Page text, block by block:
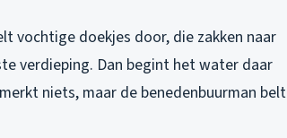
vochtige doekjes door, die zakken naar
verdieping. Dan begint het water daar
niets, maar de benedenbuurman belt